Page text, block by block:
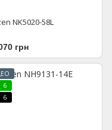
NK5020-58L
грн
6
6